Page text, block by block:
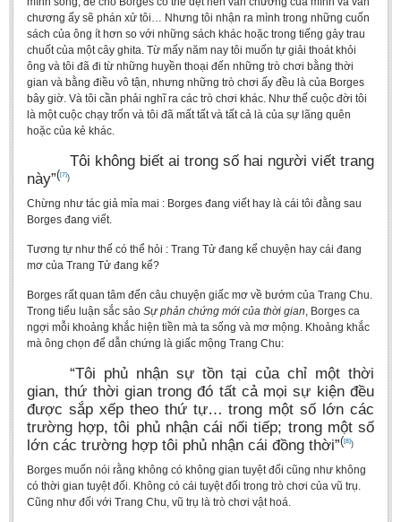
chương ấy sẽ phán xử tôi… Nhưng tôi nhận ra mình trong những cuốn
sách của ông ít hơn so với những sách khác hoặc trong tiếng gảy trau
chuốt của một cây ghita. Từ mấy năm nay tôi muốn tự giải thoát khỏi
ông và tôi đã đi từ những huyền thoại đến những trò chơi bằng thời
gian và bằng điều vô tận, nhưng những trò chơi ấy đều là của Borges
bây giờ. Và tôi cần phải nghĩ ra các trò chơi khác. Như thế cuộc đời tôi
là một cuộc chạy trốn và tôi đã mất tất và tất cả là của sự lãng quên
hoặc của kẻ khác.
Tôi không biết ai trong số hai người viết trang
này”([7])
Chừng như tác giả mỉa mai : Borges đang viết hay là cái tôi đằng sau
Borges đang viết.
Tương tự như thế có thể hỏi : Trang Tử đang kể chuyện hay cái đang
mơ của Trang Tử đang kể?
Borges rất quan tâm đến câu chuyện giấc mơ về bướm của Trang Chu.
Trong tiểu luận sắc sảo Sự phản chứng mới của thời gian, Borges ca
ngợi mỗi khoảng khắc hiện tiền mà ta sống và mơ mộng. Khoảng khắc
mà ông chọn để dẫn chứng là giấc mộng Trang Chu:
“Tôi phủ nhận sự tồn tại của chỉ một thời
gian, thứ thời gian trong đó tất cả mọi sự kiện đều
được sắp xếp theo thứ tự… trong một số lớn các
trường hợp, tôi phủ nhận cái nối tiếp; trong một số
lớn các trường hợp tôi phủ nhận cái đồng thời”([8])
Borges muốn nói rằng không có không gian tuyệt đối cũng như không
có thời gian tuyệt đối. Không có cái tuyệt đối trong trò chơi của vũ trụ.
Cũng như đối với Trang Chu, vũ trụ là trò chơi vật hoá.